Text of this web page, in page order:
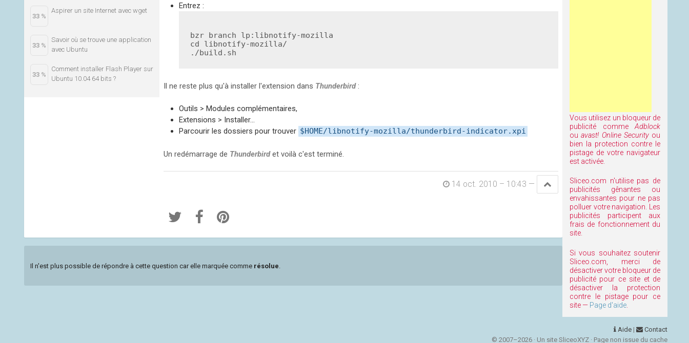
Entrez :
cd libnotify-mozilla/
./build.sh
Il ne reste plus qu'à installer l'extension dans Thunderbird:
Outils > Modules complémentaires,
Extensions > Installer...
Parcourir les dossiers pour trouver $HOME/libnotify-mozilla/thunderbird-indicator.xpi
Un redémarrage de Thunderbirdet voilà c'est terminé.
14 oct. 2010 – 10:43 —
33 %
Aspirer un site Internet avec wget
33 %
Savoir où se trouve une application
avec Ubuntu
33 %
Comment installer Flash Player sur
Ubuntu 10.04 64 bits ?
Il n'est plus possible de répondre à cette question car elle marquée comme résolue
Vous utilisez un bloqueur de
publicité comme Adblock
ouavast! Online Securityou
bien la protection contre le
pistage de votre navigateur
est activée.
Sliceo.com n'utilise pas de
publicités gênantes ou
envahissantes pour ne pas
polluer votre navigation. Les
publicités participent aux
frais de fonctionnement du
site.
Si vous souhaitez soutenir
Sliceo.com, merci de
désactiver votre bloqueur de
publicité pour ce site et de
désactiver la protection
contre le pistage pour ce
site — Page d'aide
Aide |
Contact
© 2007–2026 · Un site SliceoXYZ · Page non issue du cache